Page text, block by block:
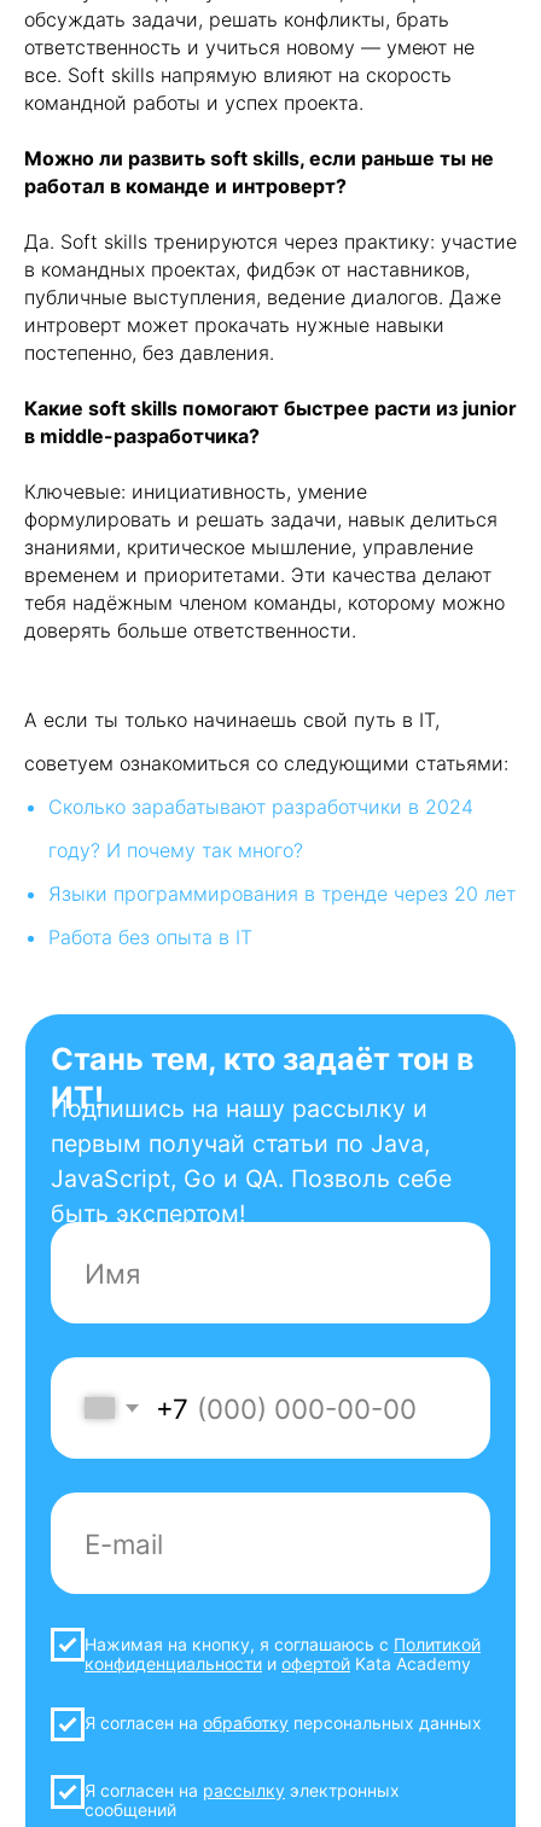
обсуждать задачи, решать конфликты, брать
ответственность и учиться новому — умеют не
все. Soft skills напрямую влияют на скорость
командной работы и успех проекта.
Можно ли развить soft skills, если раньше ты не
работал в команде и интроверт?
Да. Soft skills тренируются через практику: участие
в командных проектах, фидбэк от наставников,
публичные выступления, ведение диалогов. Даже
интроверт может прокачать нужные навыки
постепенно, без давления.
Какие soft skills помогают быстрее расти из junior
в middle-разработчика?
Ключевые: инициативность, умение
формулировать и решать задачи, навык делиться
знаниями, критическое мышление, управление
временем и приоритетами. Эти качества делают
тебя надёжным членом команды, которому можно
доверять больше ответственности.
А если ты только начинаешь свой путь в IT,
советуем ознакомиться со следующими статьями:
Сколько зарабатывают разработчики в 2024
году? И почему так много?
Языки программирования в тренде через 20 лет
Работа без опыта в IT
Фронтенд-разработчик
Инженер по ручному
тестированию
Go-разработчик
Оплата во время учебы
Java-разработчик
Фронтенд-разработчик
тестированию
Go-разработчик
info@kata.academy
Документация
Политика конфиденциальности
Оферта
О платформе
Рейтинг ИТ-компаний России
Информация о получении налогового
организации
Реестровая запись Реестра российского
на основании поручения Министерства
цифрового развития, связи и массовых
коммуникаций Российской Федерации
© 2026 KATA Programming Academy